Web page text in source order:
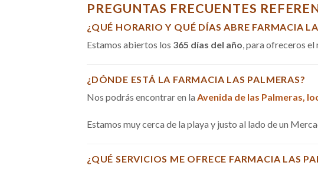
PREGUNTAS FRECUENTES
¿QUÉ HORARIO Y QUÉ DÍAS ABRE FARMACIA
Estamos abiertos los 365 días del año, para ofreceros
¿DÓNDE ESTÁ LA FARMACIA LAS PALMERAS?
Nos podrás encontrar en la Avenida de las Palmeras,
Estamos muy cerca de la playa y justo al lado de un
¿QUÉ SERVICIOS ME OFRECE FARMACIA LAS